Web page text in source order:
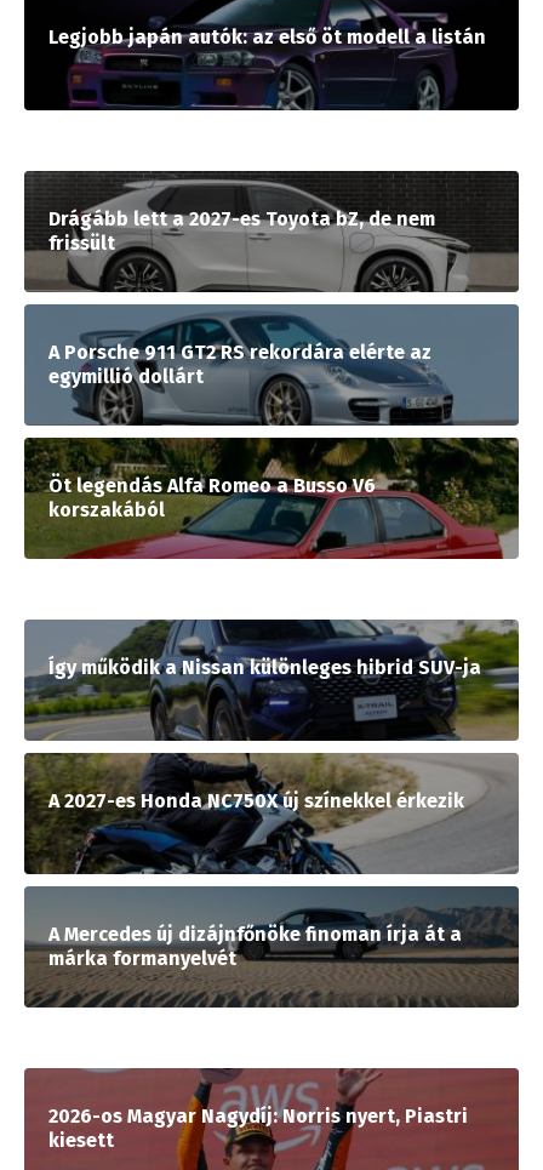
Legjobb japán autók: az első öt modell a listán
Drágább lett a 2027-es Toyota bZ, de nem
frissült
A Porsche 911 GT2 RS rekordára elérte az
egymillió dollárt
Öt legendás Alfa Romeo a Busso V6
korszakából
Így működik a Nissan különleges hibrid SUV-ja
A 2027-es Honda NC750X új színekkel érkezik
A Mercedes új dizájnfőnöke finoman írja át a
márka formanyelvét
2026-os Magyar Nagydíj: Norris nyert, Piastri
kiesett